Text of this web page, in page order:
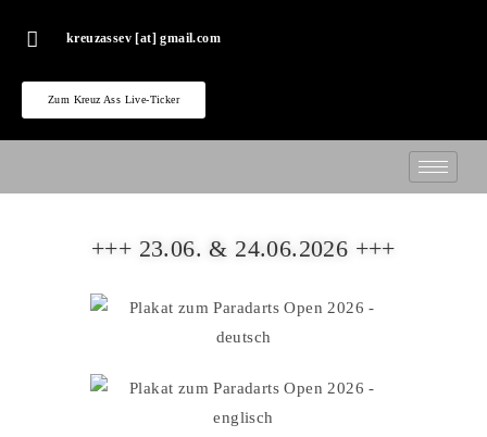
kreuzassev [at] gmail.com
Zum Kreuz Ass Live-Ticker
+++ 23.06. & 24.06.2026 +++